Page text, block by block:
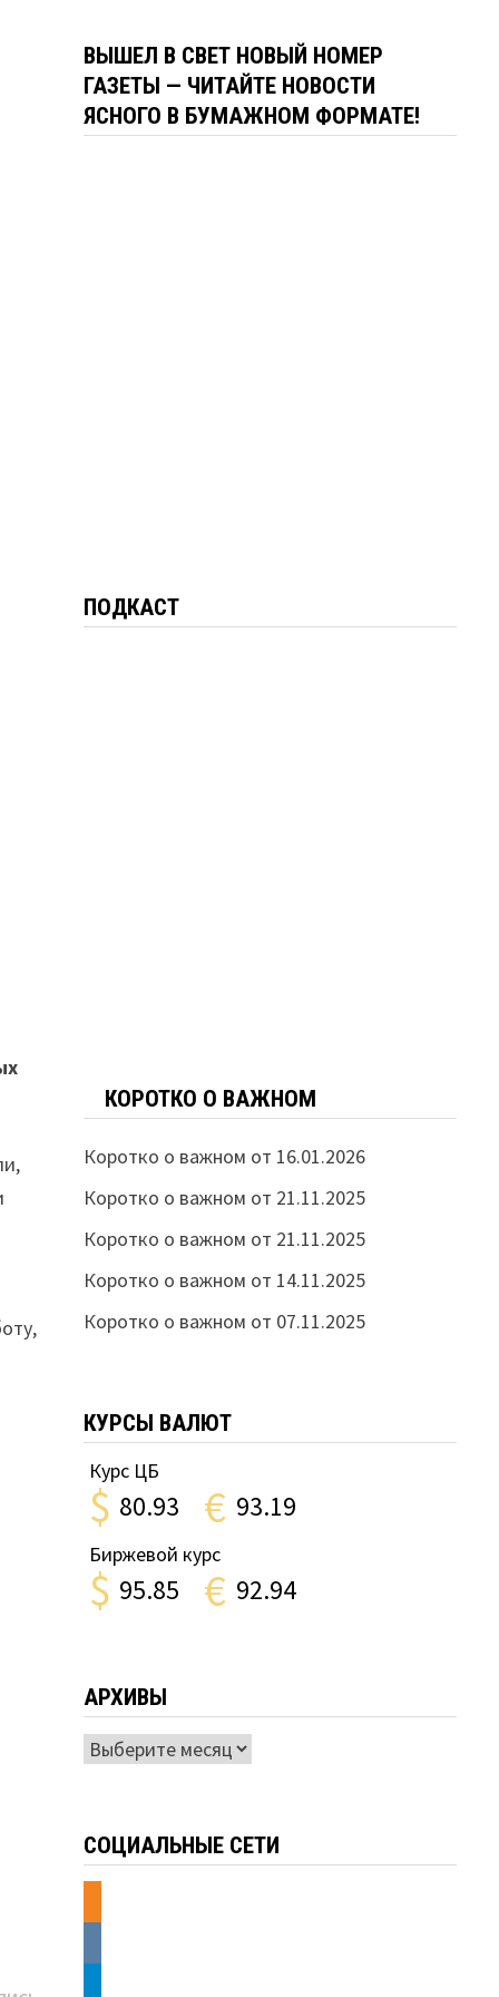
ВЫШЕЛ В СВЕТ НОВЫЙ НОМЕР
ГАЗЕТЫ — ЧИТАЙТЕ НОВОСТИ
ЯСНОГО В БУМАЖНОМ ФОРМАТЕ!
ПОДКАСТ
КОРОТКО О ВАЖНОМ
Коротко о важном от 16.01.2026
Коротко о важном от 21.11.2025
Коротко о важном от 21.11.2025
Коротко о важном от 14.11.2025
Коротко о важном от 07.11.2025
КУРСЫ ВАЛЮТ
Курс ЦБ
$ 80.93 € 93.19
Биржевой курс
$ 95.85 € 92.94
АРХИВЫ
Архивы
СОЦИАЛЬНЫЕ СЕТИ